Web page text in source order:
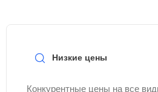
Низкие цены
Конкурентные цены на все